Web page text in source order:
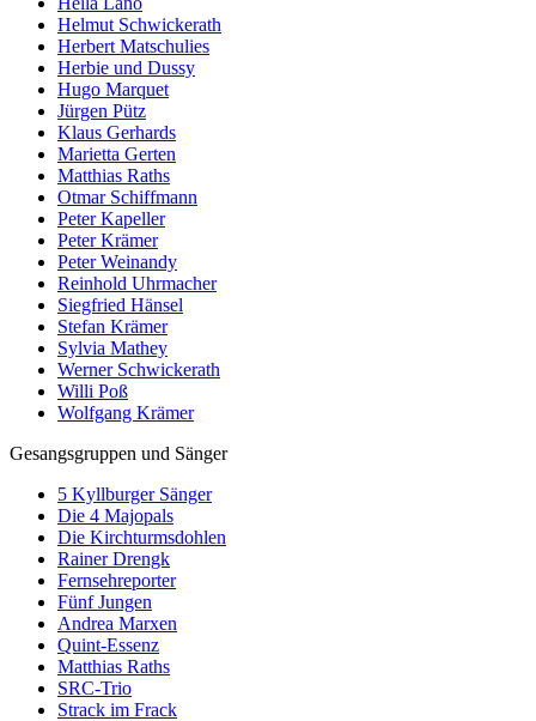
Helmut Schwickerath
Herbert Matschulies
Herbie und Dussy
Hugo Marquet
Jürgen Pütz
Klaus Gerhards
Marietta Gerten
Matthias Raths
Otmar Schiffmann
Peter Kapeller
Peter Krämer
Peter Weinandy
Reinhold Uhrmacher
Siegfried Hänsel
Stefan Krämer
Sylvia Mathey
Werner Schwickerath
Willi Poß
Wolfgang Krämer
Gesangsgruppen und Sänger
5 Kyllburger Sänger
Die 4 Majopals
Die Kirchturmsdohlen
Rainer Drengk
Fernsehreporter
Fünf Jungen
Andrea Marxen
Quint-Essenz
Matthias Raths
SRC-Trio
Strack im Frack